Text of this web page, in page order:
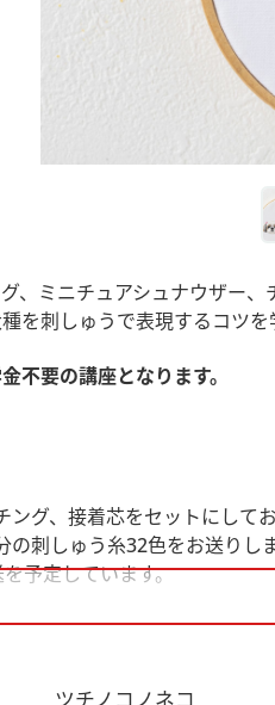
、ミニチュアシュナウザー
を刺しゅうで表現するコツを
不要の講座となります。
ング、接着芯をセットにして
の刺しゅう糸32色をお送りしま
予定しています。